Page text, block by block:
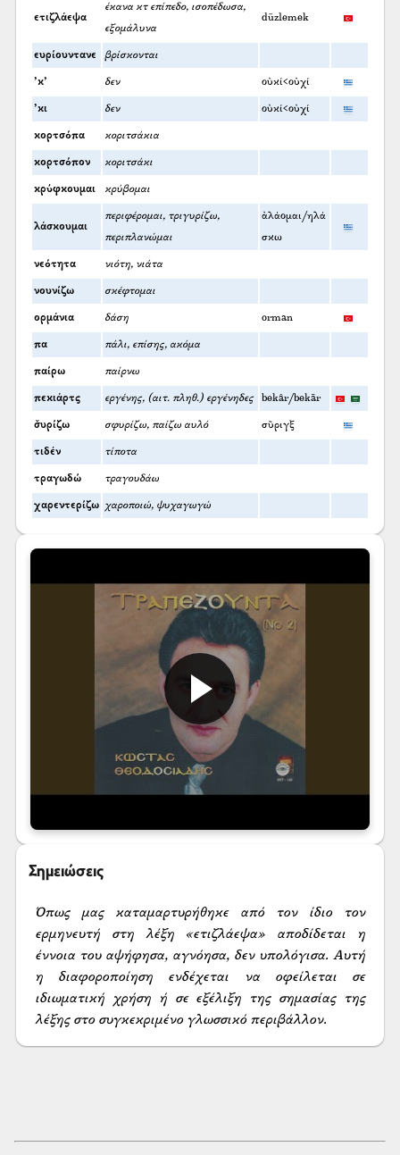
ετιζλάεψα
έκανα κτ επίπεδο, ισοπέδωσα,
εξομάλυνα
düzlemek
ευρίουντανε βρίσκονται
’κ’ δεν οὐκί<οὐχί
’κι δεν οὐκί<οὐχί
κορτσόπα κοριτσάκια
κορτσόπον κοριτσάκι
κρύφκουμαι κρύβομαι
λάσκουμαι
περιφέρομαι, τριγυρίζω,
περιπλανώμαι
ἀλάομαι/ηλά
σκω
νεότητα νιότη, νιάτα
νουνίζω σκέφτομαι
ορμάνια δάση orman
πα πάλι, επίσης, ακόμα
παίρω παίρνω
πεκιάρτς εργένης, (αιτ. πληθ.) εργένηδες bekâr/bekār
σ̌υρίζω σφυρίζω, παίζω αυλό σῦριγξ
τιδέν τίποτα
τραγωδώ τραγουδάω
χαρεντερίζω χαροποιώ, ψυχαγωγώ
Σημειώσεις
Όπως μας καταμαρτυρήθηκε από τον ίδιο τον
ερμηνευτή στη λέξη «ετιζλάεψα» αποδίδεται η
έννοια του αψήφησα, αγνόησα, δεν υπολόγισα. Αυτή
η διαφοροποίηση ενδέχεται να οφείλεται σε
ιδιωματική χρήση ή σε εξέλιξη της σημασίας της
λέξης στο συγκεκριμένο γλωσσικό περιβάλλον.